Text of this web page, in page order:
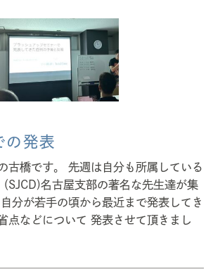
の発表
古橋です。 先週は自分も所属している
SJCD)名古屋支部の著名な先生達が集
分が若手の頃から最近まで発表してき
点などについて 発表させて頂きまし